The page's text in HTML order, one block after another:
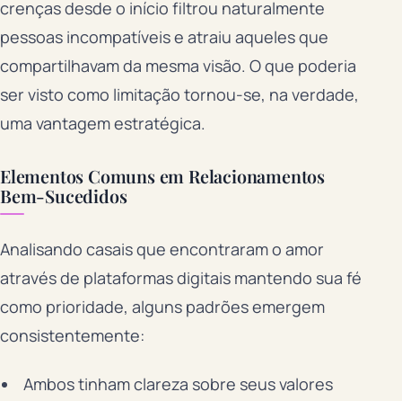
crenças desde o início filtrou naturalmente
pessoas incompatíveis e atraiu aqueles que
compartilhavam da mesma visão. O que poderia
ser visto como limitação tornou-se, na verdade,
uma vantagem estratégica.
Elementos Comuns em Relacionamentos
Bem-Sucedidos
Analisando casais que encontraram o amor
através de plataformas digitais mantendo sua fé
como prioridade, alguns padrões emergem
consistentemente:
Ambos tinham clareza sobre seus valores